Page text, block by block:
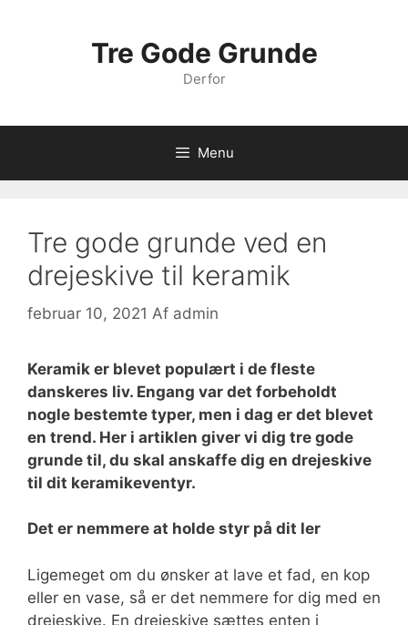
Tre Gode Grunde
Derfor
Menu
Tre gode grunde ved en
drejeskive til keramik
februar 10, 2021 Af admin
Keramik er blevet populært i de fleste
danskeres liv. Engang var det forbeholdt
nogle bestemte typer, men i dag er det blevet
en trend. Her i artiklen giver vi dig tre gode
grunde til, du skal anskaffe dig en drejeskive
til dit keramikeventyr.
Det er nemmere at holde styr på dit ler
Ligemeget om du ønsker at lave et fad, en kop
eller en vase, så er det nemmere for dig med en
drejeskive. En drejeskive sættes enten i